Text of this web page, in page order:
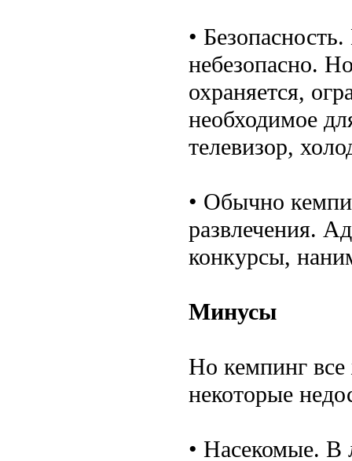
•
небезопасно.
охраняется,
необходимое
телевизор,
• Обычно
развлечения.
конкурсы,
Минусы
Но кемпинг все
некоторые
• Насекомые. В